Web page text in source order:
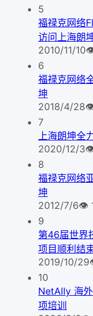
5
福禄克网络
访问上海朗
2010/11/10
6
福禄克网络
坤
2018/4/28
7
上海朗坤全
2020/12/3
8
福禄克网络
坤
2012/7/6👁
9
第46届世界
项目顺利结
2019/10/29
10
NetAlly 海
项培训